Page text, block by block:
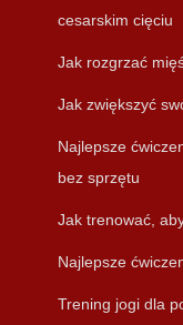
cesarskim cięciu
Jak rozgrzać
Jak zwiększyć
Najlepsze
bez sprzętu
Jak trenować,
Najlepsze
Trening jogi dla